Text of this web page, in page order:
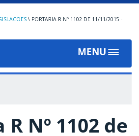
\ PORTARIA R Nº 1102 DE 11/11/2015 -
MENU
Toggle
Nº 1102 de